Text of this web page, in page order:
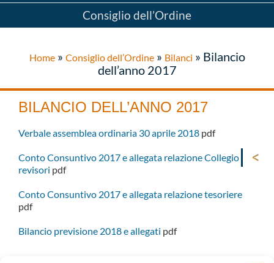
Consiglio dell’Ordine
Home» Consiglio dell’Ordine» Bilanci » Bilancio
dell’anno 2017
BILANCIO DELL’ANNO 2017
Verbale assemblea ordinaria 30 aprile 2018 pdf
Conto Consuntivo 2017 e allegata relazione Collegio
revisori pdf
Conto Consuntivo 2017 e allegata relazione tesoriere
pdf
Bilancio previsione 2018 e allegati pdf